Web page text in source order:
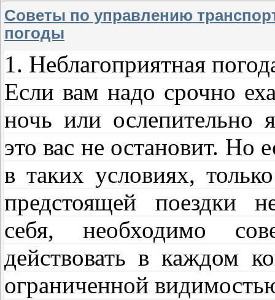
Советы по управлению
погоды
1. Неблагоприятная
Если вам надо срочно
ночь или ослепительно
это вас не остановит. Но
в таких условиях,
предстоящей поездки
себя, необходимо
действовать в каждом
ограниченной